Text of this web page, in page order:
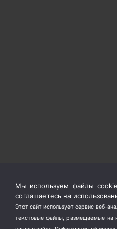
Мы используем файлы
соглашаетесь на
Этот сайт использует сервис веб-
текстовые файлы, размещаемые на